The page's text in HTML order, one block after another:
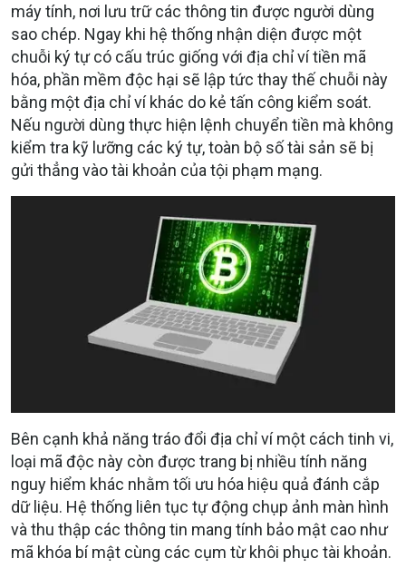
máy tính, nơi lưu trữ các thông tin được người dùng
sao chép. Ngay khi hệ thống nhận diện được một
chuỗi ký tự có cấu trúc giống với địa chỉ ví tiền mã
hóa, phần mềm độc hại sẽ lập tức thay thế chuỗi này
bằng một địa chỉ ví khác do kẻ tấn công kiểm soát.
Nếu người dùng thực hiện lệnh chuyển tiền mà không
kiểm tra kỹ lưỡng các ký tự, toàn bộ số tài sản sẽ bị
gửi thẳng vào tài khoản của tội phạm mạng.
Bên cạnh khả năng tráo đổi địa chỉ ví một cách tinh vi,
loại mã độc này còn được trang bị nhiều tính năng
nguy hiểm khác nhằm tối ưu hóa hiệu quả đánh cắp
dữ liệu. Hệ thống liên tục tự động chụp ảnh màn hình
và thu thập các thông tin mang tính bảo mật cao như
mã khóa bí mật cùng các cụm từ khôi phục tài khoản.